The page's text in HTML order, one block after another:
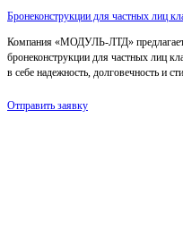
Бронеконструкции для частных лиц
Компания «МОДУЛЬ-ЛТД» предлагает
бронеконструкции для частных лиц
в себе надежность, долговечность и
Отправить заявку